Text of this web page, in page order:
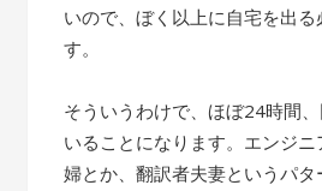
いので、ぼく以上に自宅を出
す。
そういうわけで、ほぼ24時間
いることになります。エンジ
婦とか、翻訳者夫妻というパタ